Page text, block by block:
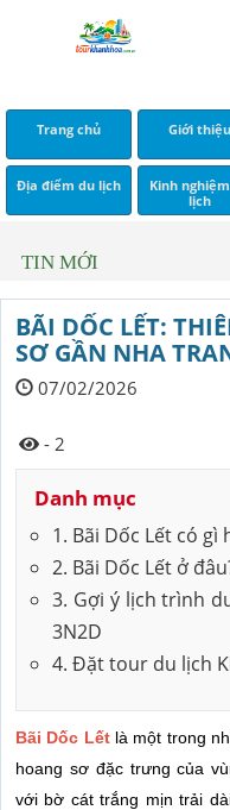
Trang chủ Giới thiệu
Địa điểm du lịch
Kinh
lịch
TIN MỚI
BÃI DỐC LẾT:
SƠ GẦN NHA
07/02/2026
- 2
Danh mục
1. Bãi Dốc Lết có gì
2. Bãi Dốc Lết ở
3. Gợi ý lịch trình
3N2D
4. Đặt tour du lịch
Bãi Dốc Lếtlà một trong
hoang sơ đặc trưng của
với bờ cát trắng mịn trải